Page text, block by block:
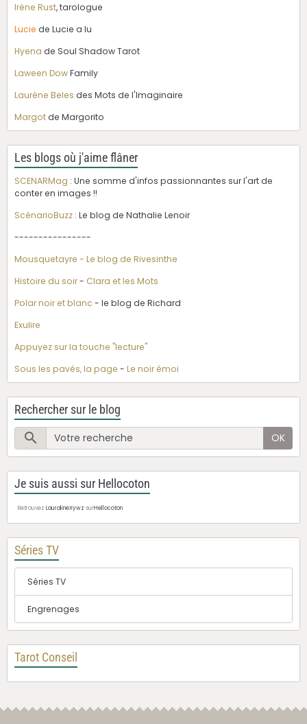
Irène Rust, tarologue
Lucie de Lucie a lu
Hyena de Soul Shadow Tarot
Laween DowFamily
Laurène Beles des Mots de l'Imaginaire
Margotde Margorito
Les blogs où j'aime flâner
SCENARMag : Une somme d'infos passionnantes sur l'art de
conter en images !!
ScénarioBuzz : Le blog de Nathalie Lenoir
----------------
Mousquetayre - Le blog de Rivesinthe
Histoire du soir- Clara et les Mots
Polar noir et blanc - le blog de Richard
Exulire
Appuyez sur la touche "lecture"
Sous les pavés, la page - Le noir émoi
Rechercher sur le blog
OK
Je suis aussi sur Hellocoton
Retrouvez LauralineXywz surHellocoton
Séries TV
Séries TV
Engrenages
Tarot Conseil